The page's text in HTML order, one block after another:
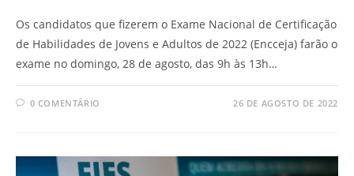
Os candidatos que fizerem o Exame Nacional de Certificação
de Habilidades de Jovens e Adultos de 2022 (Encceja) farão o
exame no domingo, 28 de agosto, das 9h às 13h…
0 COMENTÁRIO 26 DE AGOSTO DE 2022